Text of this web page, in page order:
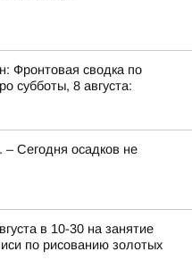
Фронтовая сводка по
субботы, 8 августа:
Сегодня осадков не
в 10-30 на занятие
по рисованию золотых